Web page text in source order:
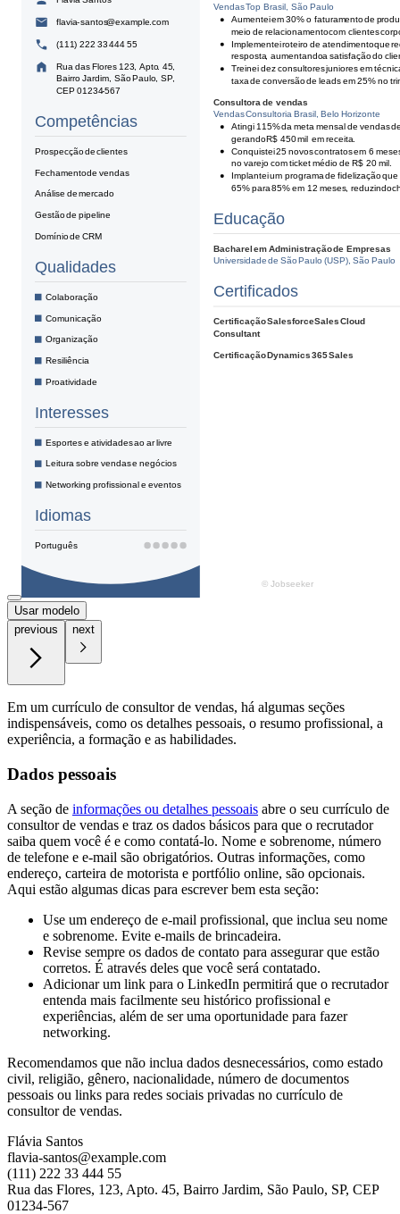
Usar modelo
previous
next
Em um currículo de consultor de vendas, há algumas seções
indispensáveis, como os detalhes pessoais, o resumo profissional, a
experiência, a formação e as habilidades.
Dados pessoais
A seção de informações ou detalhes pessoais abre o seu currículo de
consultor de vendas e traz os dados básicos para que o recrutador
saiba quem você é e como contatá-lo. Nome e sobrenome, número
de telefone e e-mail são obrigatórios. Outras informações, como
endereço, carteira de motorista e portfólio online, são opcionais.
Aqui estão algumas dicas para escrever bem esta seção:
Use um endereço de e-mail profissional, que inclua seu nome
e sobrenome. Evite e-mails de brincadeira.
Revise sempre os dados de contato para assegurar que estão
corretos. É através deles que você será contatado.
Adicionar um link para o LinkedIn permitirá que o recrutador
entenda mais facilmente seu histórico profissional e
experiências, além de ser uma oportunidade para fazer
networking.
Recomendamos que não inclua dados desnecessários, como estado
civil, religião, gênero, nacionalidade, número de documentos
pessoais ou links para redes sociais privadas no currículo de
consultor de vendas.
Flávia Santos
flavia-santos@example.com
(111) 222 33 444 55
Rua das Flores, 123, Apto. 45, Bairro Jardim, São Paulo, SP, CEP
01234-567